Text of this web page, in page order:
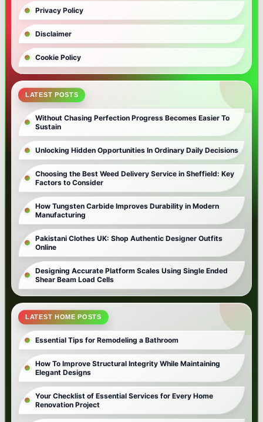
Privacy Policy
Disclaimer
Cookie Policy
LATEST POSTS
Without Chasing Perfection Progress Becomes Easier To
Sustain
Unlocking Hidden Opportunities In Ordinary Daily Decisions
Choosing the Best Weed Delivery Service in Sheffield: Key
Factors to Consider
How Tungsten Carbide Improves Durability in Modern
Manufacturing
Pakistani Clothes UK: Shop Authentic Designer Outfits
Online
Designing Accurate Platform Scales Using Single Ended
Shear Beam Load Cells
LATEST HOME POSTS
Essential Tips for Remodeling a Bathroom
How To Improve Structural Integrity While Maintaining
Elegant Designs
Your Checklist of Essential Services for Every Home
Renovation Project